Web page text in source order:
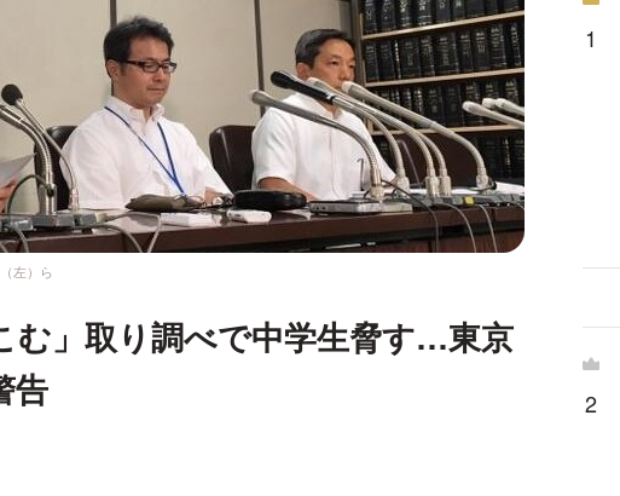
左）ら
む」取り調べで中学生脅す…東京
告